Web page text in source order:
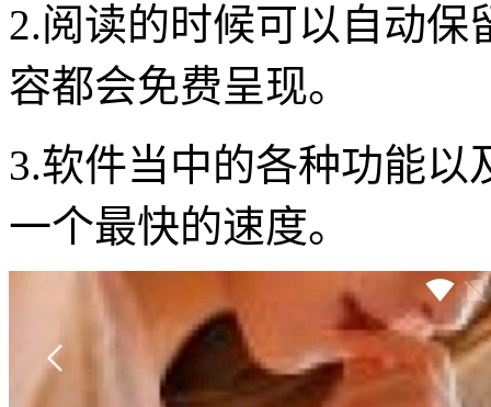
2.阅读的时候可以自动
容都会免费呈现。
3.软件当中的各种功能
一个最快的速度。